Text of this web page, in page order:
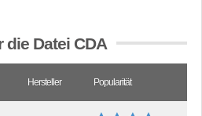
Datei CDA
Hersteller Popularität